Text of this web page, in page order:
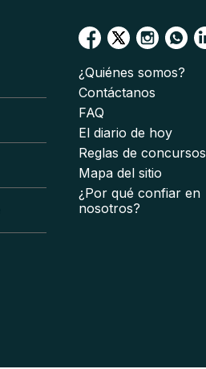
¿Quiénes somos?
Contáctanos
FAQ
El diario de hoy
Reglas de concursos
Mapa del sitio
¿Por qué confiar en
nosotros?